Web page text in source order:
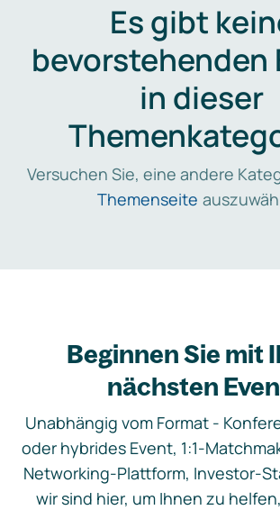
Es gibt
bevorstehenden
in dieser
Versuchen Sie, eine andere
Themenseite
Beginnen Sie mit
nächsten
Unabhängig vom Format -
oder hybrides Event, 1:1-
Networking-Plattform, Investor-
wir sind hier, um Ihnen zu